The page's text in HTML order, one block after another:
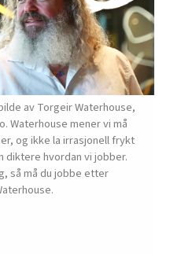
av Torgeir Waterhouse,
Waterhouse mener vi må
og ikke la irrasjonell frykt
diktere hvordan vi jobber.
så må du jobbe etter